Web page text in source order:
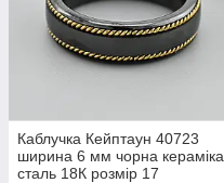
Каблучка Кейптаун 40723
ширина 6 мм чорна кераміка
сталь 18К розмір 17